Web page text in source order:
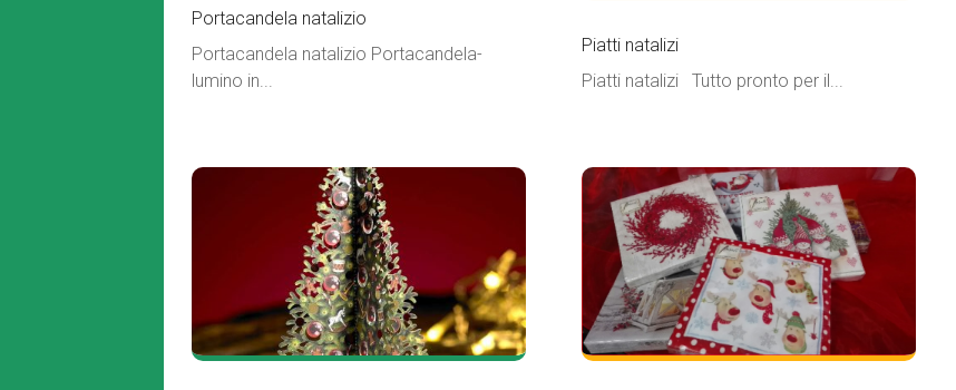
Portacandela natalizio
Portacandela natalizio Portacandela-
lumino in...
Piatti natalizi
Piatti natalizi Tutto pronto per il...